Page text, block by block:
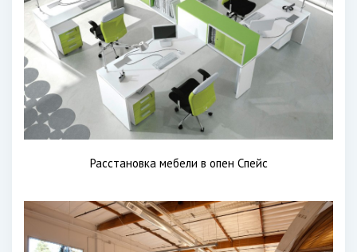
Расстановка мебели в опен Спейс